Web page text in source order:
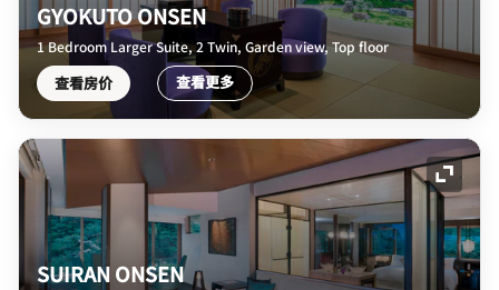
GYOKUTO ONSEN
1 Bedroom Larger Suite, 2 Twin, Garden view, Top floor
查看房价 查看更多
展开
SUIRAN ONSEN